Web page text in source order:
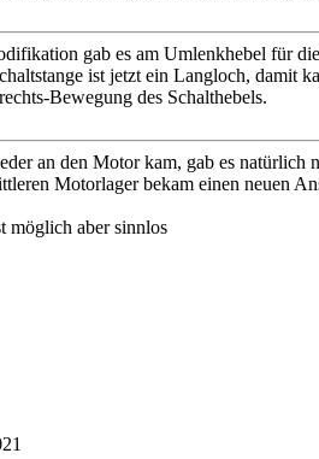
gab es am Umlenkhebel für
ist jetzt ein Langloch, damit
Bewegung des Schalthebels.
an den Motor kam, gab es natürlich
Motorlager bekam einen neuen
möglich aber sinnlos